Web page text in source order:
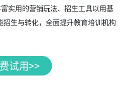
实用的营销玩法、招生工具以用基
生与转化，全面提升教育培训机构